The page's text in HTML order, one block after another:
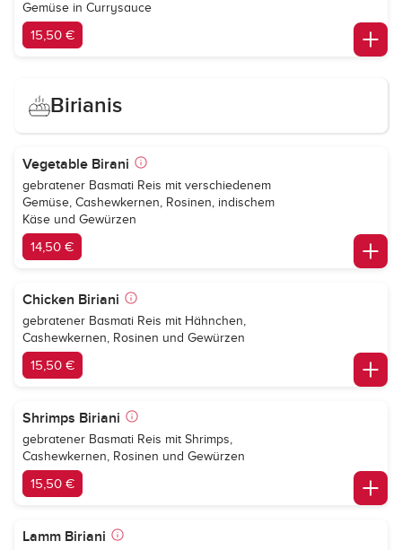
Gemüse in Currysauce
15,50 €
Birianis
Vegetable Birani
gebratener Basmati Reis mit verschiedenem
Gemüse, Cashewkernen, Rosinen, indischem
Käse und Gewürzen
14,50 €
Chicken Biriani
gebratener Basmati Reis mit Hähnchen,
Cashewkernen, Rosinen und Gewürzen
15,50 €
Shrimps Biriani
gebratener Basmati Reis mit Shrimps,
Cashewkernen, Rosinen und Gewürzen
15,50 €
Lamm Biriani